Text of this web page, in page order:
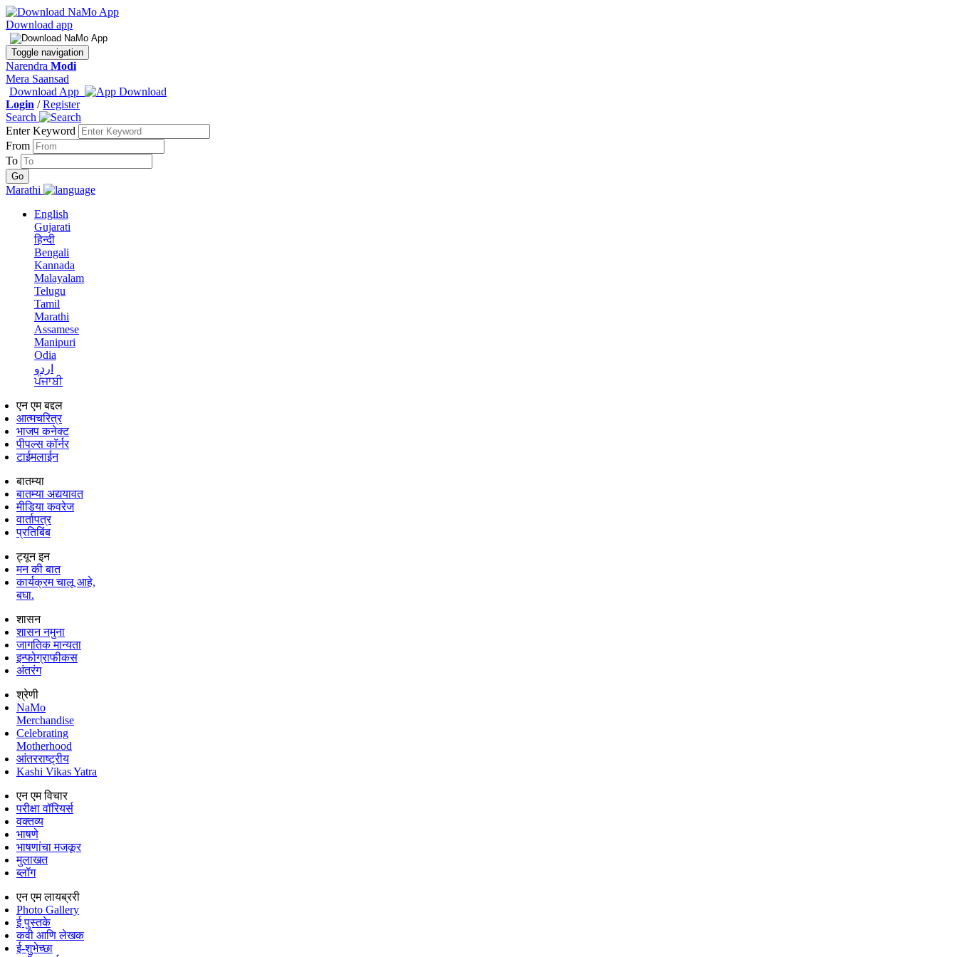
Download app
Toggle navigation
Narendra Modi
Mera Saansad
Download App
Login /Register
Search
Enter Keyword
From
To
Marathi
English
Gujarati
हिन्दी
Bengali
Kannada
Malayalam
Telugu
Tamil
Marathi
Assamese
Manipuri
Odia
اردو
ਪੰਜਾਬੀ
एन एम बद्दल
आत्मचरित्र
भाजप कनेक्ट
पीपल्स कॉर्नर
टाईमलाईन
बातम्या
बातम्या अद्ययावत
मीडिया कवरेज
वार्तापत्र
प्रतिबिंब
ट्यून इन
मन की बात
कार्यक्रम चालू आहे,
बघा.
शासन
शासन नमुना
जागतिक मान्यता
इन्फोग्राफीकस
अंतरंग
श्रेणी
NaMo
Merchandise
Celebrating
Motherhood
आंतरराष्ट्रीय
Kashi Vikas Yatra
एन एम विचार
परीक्षा वॉरियर्स
वक्तव्य
भाषणे
भाषणांचा मजकूर
मुलाखत
ब्लॉग
एन एम लायब्ररी
Photo Gallery
ई पुस्तके
कवी आणि लेखक
ई-शुभेच्छा